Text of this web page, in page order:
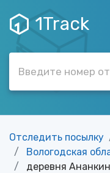
1Track
Отследить посылку
Вологодская
деревня